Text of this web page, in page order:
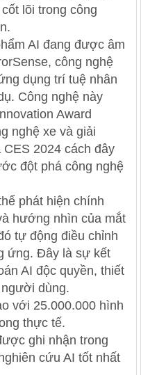
lõi trong công
AI đang được âm
công nghệ
dụng trí tuệ nhân
Công nghệ này
Award
nghệ xe và giải
2024 cách đây
đột phá công nghệ
phát hiện chính
hướng nhìn của mắt
tự động điều chỉnh
ứng. Đây là sự kết
AI độc quyền, thiết
dùng.
với 25.000.000 hình
thực tế.
ghi nhận trong
cứu AI tốt nhất